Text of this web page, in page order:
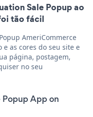
Sale Popup ao
tão fácil
AmeriCommerce
as cores do seu site e
página, postagem,
no seu
Popup App on